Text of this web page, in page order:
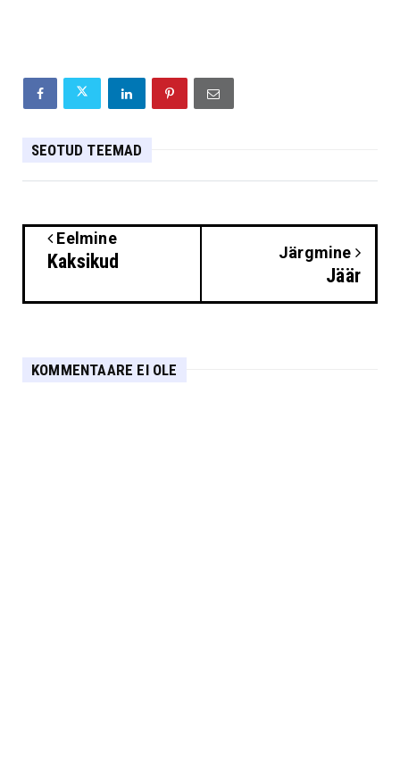
SEOTUD TEEMAD
Eelmine
Kaksikud Järgmine
Jäär
KOMMENTAARE EI OLE